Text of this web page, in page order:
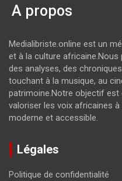
A propos
Medialibriste.online est un
et à la culture
des analyses, des
touchant à la musique, au
patrimoine.Notre objectif est
valoriser les voix africaines
moderne et accessible.
Légales
Politique de confidentialité